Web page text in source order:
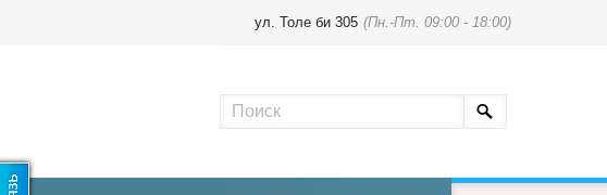
ул. Толе би 305 (Пн.-Пт. 09:00 - 18:00)